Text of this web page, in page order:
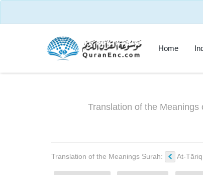
Home
Translation of the
Translation of the Meanings Surah: At-Tāriq